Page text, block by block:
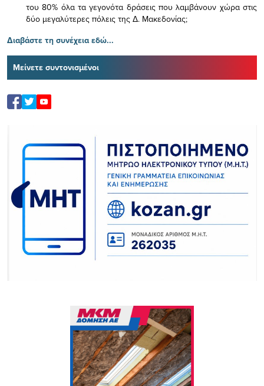
του 80% όλα τα γεγονότα δράσεις που λαμβάνουν χώρα στις
δύο μεγαλύτερες πόλεις της Δ. Μακεδονίας;
Διαβάστε τη συνέχεια εδώ...
Μείνετε συντονισμένοι